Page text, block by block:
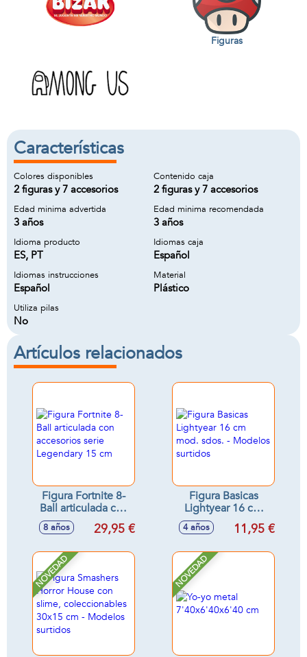
Figuras
Características
Colores disponibles
2 figuras y 7 accesorios
Contenido caja
2 figuras y 7 accesorios
Edad minima advertida
3 años
Edad minima recomendada
3 años
Idioma producto
ES, PT
Idiomas caja
Español
Idiomas instrucciones
Español
Material
Plástico
Utiliza pilas
No
Artículos relacionados
Figura Fortnite 8-
Ball articulada con
accesorios serie
Legendary 15 cm
8 años 29,95 €
Figura Basicas
Lightyear 16 cm
mod. sdos. -
Modelos surtidos
4 años 11,95 €
NOVEDAD NOVEDAD